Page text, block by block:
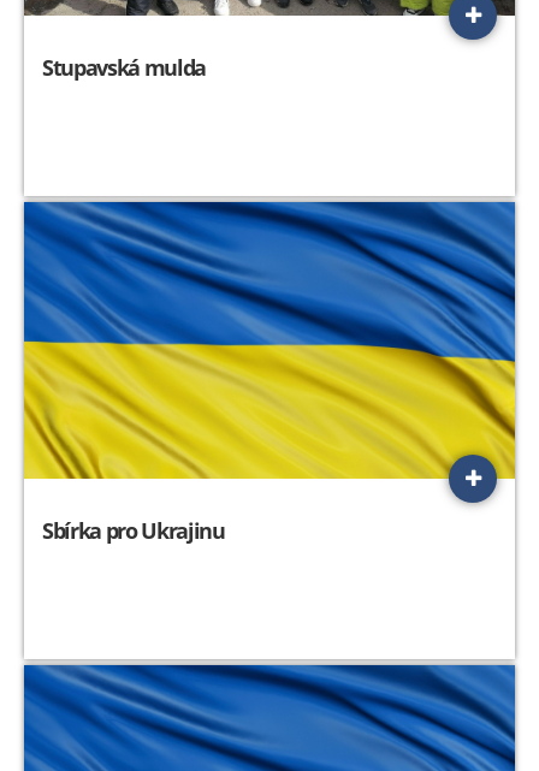
Stupavská mulda
Sbírka pro Ukrajinu